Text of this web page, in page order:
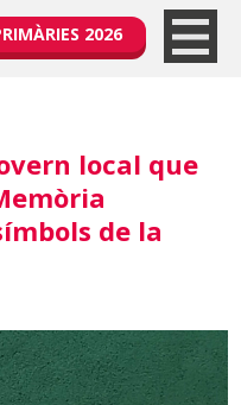
2026
local que
de la